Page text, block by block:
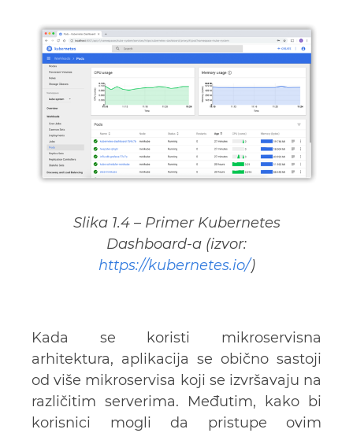
Slika 1.4 – Primer Kubernetes
Dashboard-a (izvor:
https://kubernetes.io/)
Kada se koristi mikroservisna
arhitektura, aplikacija se obično sastoji
od više mikroservisa koji se izvršavaju na
različitim serverima. Međutim, kako bi
korisnici mogli da pristupe ovim